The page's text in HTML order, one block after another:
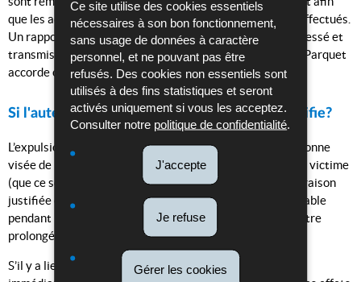
Ce site utilise des cookies essentiels
nécessaires à son bon fonctionnement,
sans usage de données à caractère
personnel, et ne pouvant pas être
refusés. Des cookies non essentiels sont
utilisés à des fins statistiques et seront
activés uniquement si vous les acceptez.
Consulter notre politique de confidentialité
J'accepte
Je refuse
Gérer les cookies
que les actes administratifs subséquents puissent être effectués.
Un rapport contenant tous les éléments constatés est dressé et
transmis au Parquet. Sur cette base, un représentant du Parquet
accorde ou refuse l’expulsion de l’auteur présumé.
Si l'auteur est expulsé, qu'est-ce que cela signifie?
L’expulsion signifie qu’il est strictement interdit à la personne
visée de retourner au lieu de résidence et de contacter la victime
(que ce soit oralement, à l’écrit, …), sauf si c’est pour une raison
justifiée et en présence d’un agent de Police. Elle est valable
pendant 14 jours suivant son entrée en vigueur et peut être
prolongée jusqu’à une durée de 3 mois.
S’il y a lieu à une expulsion, l’auteur présumé en est